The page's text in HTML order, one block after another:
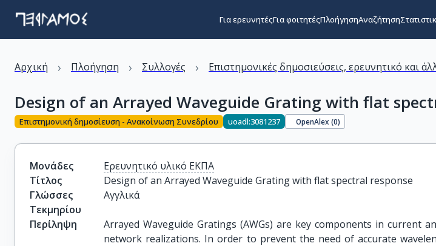
Για ερευνητέςΓια φοιτητέςΠλοήγησηΑναζήτηση
Αρχική › Πλοήγηση › Συλλογές › Επιστημονικές δημοσιεύσεις, ερευνητικό και
Design of an Arrayed Waveguide Grating with flat
Επιστημονική δημοσίευση - Ανακοίνωση Συνεδρίου uoadl:3081237 OpenAlex (0)
Μονάδες
Ερευνητικό υλικό ΕΚΠΑ
Τίτλος
Design of an Arrayed Waveguide Grating with flat spectral response
Γλώσσες
Τεκμηρίου
Αγγλικά
Περίληψη
Arrayed Waveguide Gratings (AWGs) are key components in current
network realizations. In order to prevent the need of accurate